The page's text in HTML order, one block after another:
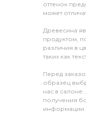
оттенок
может
Древесина
продуктом,
различия в
таких как
Перед
образец
нас в
получения
информации.